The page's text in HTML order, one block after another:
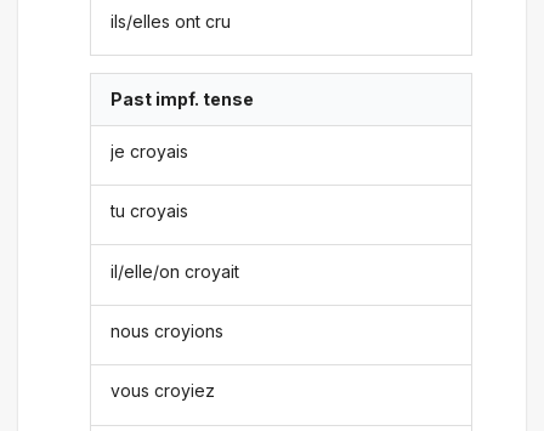
ils/elles ont cru
Past impf. tense
je croyais
tu croyais
il/elle/on croyait
nous croyions
vous croyiez